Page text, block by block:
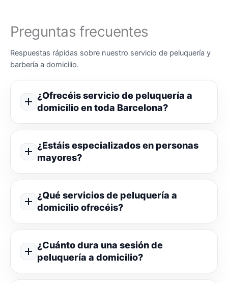
Preguntas frecuentes
Respuestas rápidas sobre nuestro servicio de peluquería y
barbería a domicilio.
¿Ofrecéis servicio de peluquería a
domicilio en toda Barcelona?
¿Estáis especializados en personas
mayores?
¿Qué servicios de peluquería a
domicilio ofrecéis?
¿Cuánto dura una sesión de
peluquería a domicilio?